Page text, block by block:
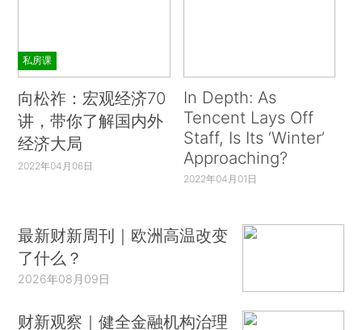
私房课
向松祚：宏观经济70
讲，带你了解国内外
经济大局
2022年04月06日
In Depth: As
Tencent Lays Off
Staff, Is Its ‘Winter’
Approaching?
2022年04月01日
最新财新周刊｜欧洲高温改变
了什么？
2026年08月09日
财新观察｜健全金融机构治理